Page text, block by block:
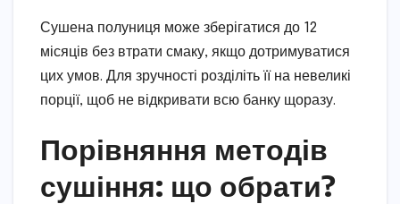
Сушена полуниця може зберігатися до 12
місяців без втрати смаку, якщо дотримуватися
цих умов. Для зручності розділіть її на невеликі
порції, щоб не відкривати всю банку щоразу.
Порівняння методів
сушіння: що обрати?